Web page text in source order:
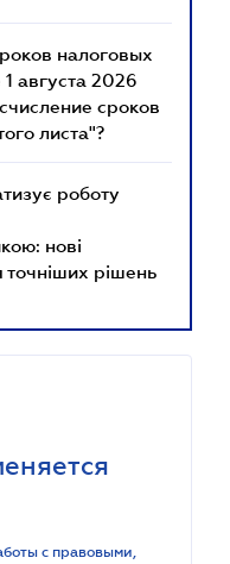
налоговых
августа 2026
сроков
листа"?
роботу
нові
точніших рішень
с правовыми,